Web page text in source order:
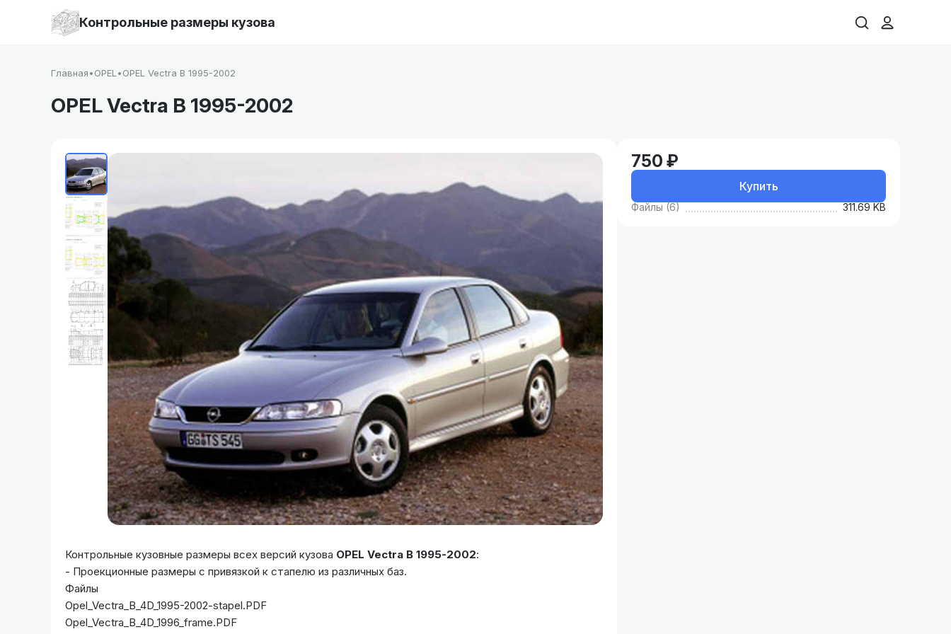
Контрольные размеры кузова
Главная•OPEL •OPEL Vectra B 1995-2002
OPEL Vectra B 1995-2002
Контрольные кузовные размеры всех версий кузова OPEL Vectra B 1995-2002​:
- Проекционные размеры с привязкой к стапелю из различных баз.
Файлы
Opel_Vectra_B_4D_1995-2002-stapel.PDF
Opel_Vectra_B_4D_1996_frame.PDF
750 ₽
Купить
Файлы (6) 311.69 KB